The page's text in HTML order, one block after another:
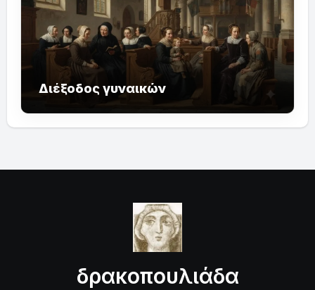
Διέξοδος γυναικών
δρακοπουλιάδα